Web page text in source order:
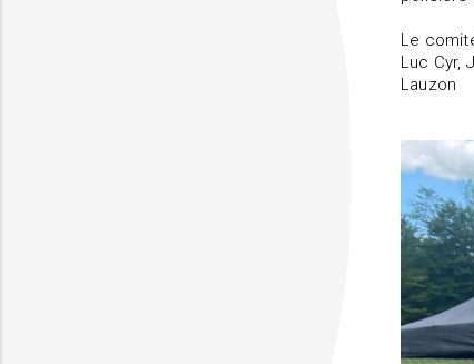
Le
Luc Cyr,
Lauzon